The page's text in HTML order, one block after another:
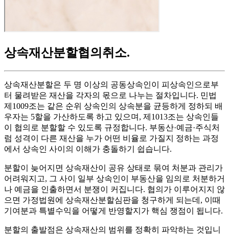
상속재산분할협의취소.
상속재산분할은 두 명 이상의 공동상속인이 피상속인으로부
터 물려받은 재산을 각자의 몫으로 나누는 절차입니다. 민법
제1009조는 같은 순위 상속인의 상속분을 균등하게 정하되 배
우자는 5할을 가산하도록 하고 있으며, 제1013조는 상속인들
이 협의로 분할할 수 있도록 규정합니다. 부동산·예금·주식처
럼 성격이 다른 재산을 누가 어떤 비율로 가질지 정하는 과정
에서 상속인 사이의 이해가 충돌하기 쉽습니다.
분할이 늦어지면 상속재산이 공유 상태로 묶여 처분과 관리가
어려워지고, 그 사이 일부 상속인이 부동산을 임의로 처분하거
나 예금을 인출하면서 분쟁이 커집니다. 협의가 이루어지지 않
으면 가정법원에 상속재산분할심판을 청구하게 되는데, 이때
기여분과 특별수익을 어떻게 반영할지가 핵심 쟁점이 됩니다.
분할의 출발점은 상속재산의 범위를 정확히 파악하는 것입니